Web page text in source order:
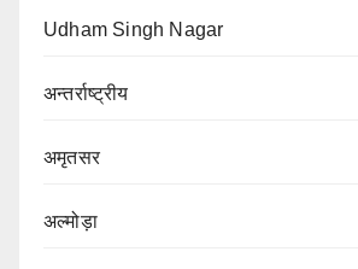
Udham Singh Nagar
अन्तर्राष्ट्रीय
अमृतसर
अल्मोड़ा